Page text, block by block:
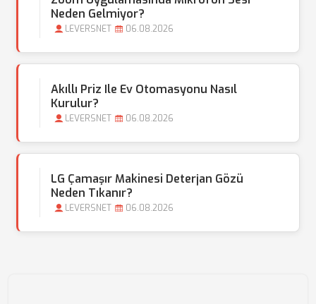
Neden Gelmiyor?
LEVERSNET 06.08.2026
Akıllı Priz Ile Ev Otomasyonu Nasıl
Kurulur?
LEVERSNET 06.08.2026
LG Çamaşır Makinesi Deterjan Gözü
Neden Tıkanır?
LEVERSNET 06.08.2026